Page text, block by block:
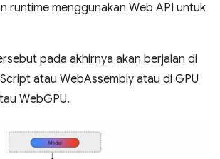
runtime menggunakan Web API untuk
pada akhirnya akan berjalan di
atau WebAssembly atau di GPU
WebGPU.